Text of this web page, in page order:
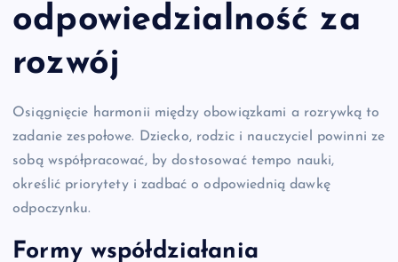
odpowiedzialność za
rozwój
Osiągnięcie harmonii między obowiązkami a rozrywką to
zadanie zespołowe. Dziecko, rodzic i nauczyciel powinni ze
sobą współpracować, by dostosować tempo nauki,
określić priorytety i zadbać o odpowiednią dawkę
odpoczynku.
Formy współdziałania